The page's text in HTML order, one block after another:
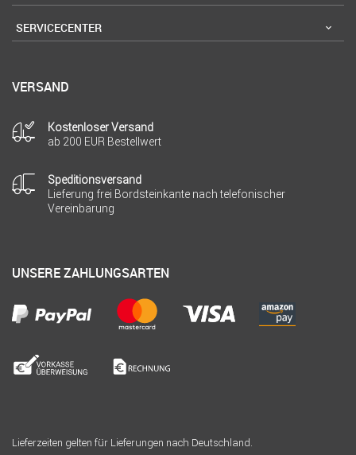
SERVICECENTER
VERSAND
Kostenloser Versand
ab 200 EUR Bestellwert
Speditionsversand
Lieferung frei Bordsteinkante nach telefonischer
Vereinbarung
UNSERE ZAHLUNGSARTEN
Lieferzeiten gelten für Lieferungen nach Deutschland.